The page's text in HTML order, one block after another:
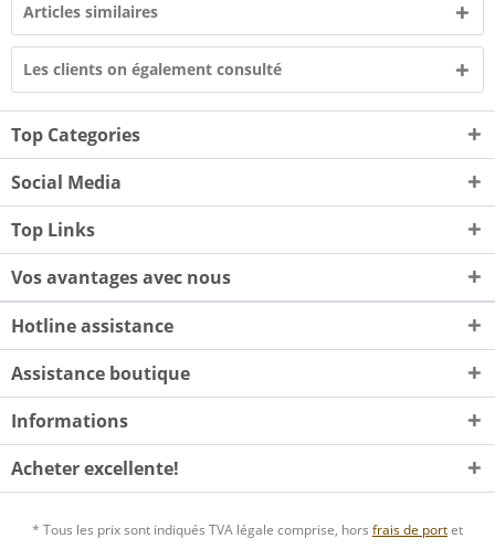
Articles similaires
Les clients on également consulté
Top Categories
Social Media
Top Links
Vos avantages avec nous
Hotline assistance
Assistance boutique
Informations
Acheter excellente!
* Tous les prix sont indiqués TVA légale comprise, hors frais de portet